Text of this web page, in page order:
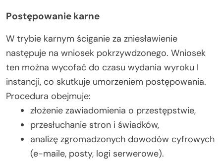
Postępowanie karne
W trybie karnym ściganie za zniesławienie
następuje na wniosek pokrzywdzonego. Wniosek
ten można wycofać do czasu wydania wyroku I
instancji, co skutkuje umorzeniem postępowania.
Procedura obejmuje:
złożenie zawiadomienia o przestępstwie,
przesłuchanie stron i świadków,
analizę zgromadzonych dowodów cyfrowych
(e-maile, posty, logi serwerowe).